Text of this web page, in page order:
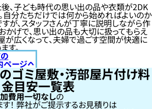
、子ども時代の思い出の品や衣類が2DK
自分たちだけでは何から始めればよいのか
が、スタッフさんが丁寧に説明しながら作
かげで、思い出の品も大切に扱ってもらえ
が広くなって、夫婦で過ごす空間が快適に
す。
ページへ
ゴミ屋敷・汚部屋片付け料
金目安一覧表
費用一切なしの
！弊社がご提示するお見積りは